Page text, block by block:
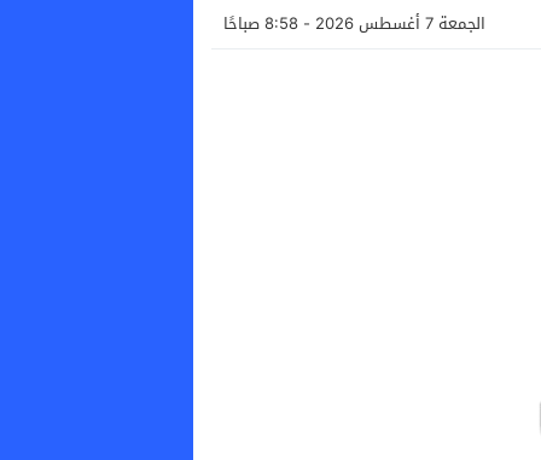
الجمعة 7 أغسطس 2026 - 8:58 صباحًا